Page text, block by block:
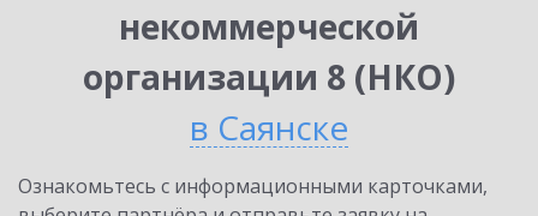
некоммерческой
организации 8 (НКО)
в Саянске
Ознакомьтесь с информационными карточками,